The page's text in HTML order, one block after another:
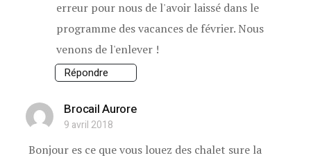
erreur pour nous de l'avoir laissé dans le
programme des vacances de février. Nous
venons de l'enlever !
Répondre
Brocail Aurore
9 avril 2018
Bonjour es ce que vous louez des chalet sure la